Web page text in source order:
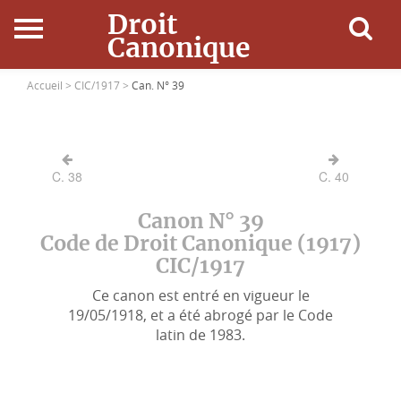
Droit
Canonique
Accueil
Ressources
Accueil > CIC/1917 > Can. N° 39
C. 38 C. 40
Canon N° 39
Code de Droit Canonique (1917)
CIC/1917
Ce canon est entré en vigueur le
19/05/1918, et a été abrogé par le Code
latin de 1983.